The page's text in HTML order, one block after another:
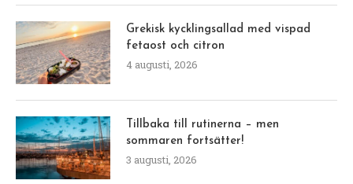
Grekisk kycklingsallad med vispad
fetaost och citron
4 augusti, 2026
Tillbaka till rutinerna – men
sommaren fortsätter!
3 augusti, 2026